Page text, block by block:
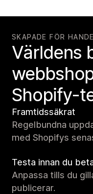
SKAPADE FÖR
Världens
Shopify-
Framtidssäkrat
Regelbundna
med Shopifys
Testa innan du
Anpassa tills du
publicerar.